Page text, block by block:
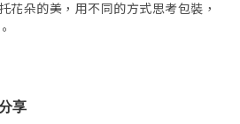
花朵的美，用不同的方式思考包裝，
享